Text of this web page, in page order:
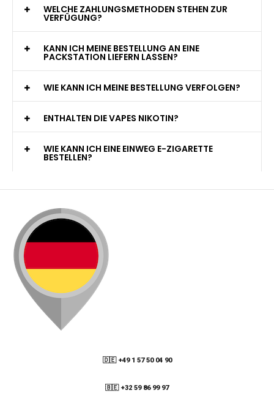
WELCHE ZAHLUNGSMETHODEN STEHEN ZUR
VERFÜGUNG?
KANN ICH MEINE BESTELLUNG AN EINE
PACKSTATION LIEFERN LASSEN?
WIE KANN ICH MEINE BESTELLUNG VERFOLGEN?
ENTHALTEN DIE VAPES NIKOTIN?
WIE KANN ICH EINE EINWEG E-ZIGARETTE
BESTELLEN?
🇩🇪 +49 1 57 50 04 90
🇧🇪 +32 59 86 99 97